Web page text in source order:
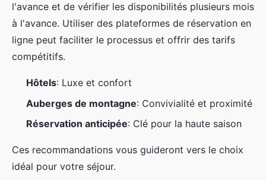
l'avance et de vérifier les disponibilités plusieurs mois
à l'avance. Utiliser des plateformes de réservation en
ligne peut faciliter le processus et offrir des tarifs
compétitifs.
Hôtels: Luxe et confort
Auberges de montagne: Convivialité et proximité
Réservation anticipée: Clé pour la haute saison
Ces recommandations vous guideront vers le choix
idéal pour votre séjour.